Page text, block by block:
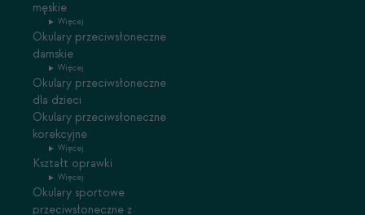
męskie
Więcej
Okulary przeciwsłoneczne
damskie
Więcej
Okulary przeciwsłoneczne
dla dzieci
Okulary przeciwsłoneczne
korekcyjne
Więcej
Kształt oprawki
Więcej
Okulary sportowe
przeciwsłoneczne z